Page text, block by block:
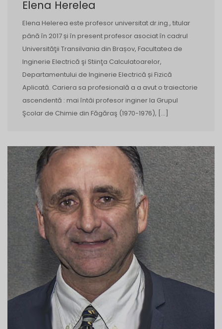
Elena Herelea
Elena Helerea este profesor universitat dr.ing., titular
până în 2017 și în present profesor asociat în cadrul
Universităţii Transilvania din Brașov, Facultatea de
Inginerie Electrică şi Stiinţa Calculatoarelor,
Departamentului de Inginerie Electrică și Fizică
Aplicată. Cariera sa profesională a a avut o traiectorie
ascendentă : mai întâi profesor inginer la Grupul
Şcolar de Chimie din Făgăraş (1970-1976), […]